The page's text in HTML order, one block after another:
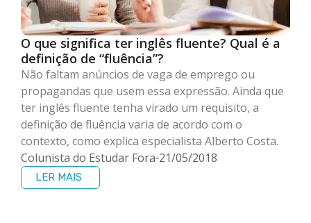
O que significa ter inglês fluente? Qual é a
definição de “fluência”?
Não faltam anúncios de vaga de emprego ou
propagandas que usem essa expressão. Ainda que
ter inglês fluente tenha virado um requisito, a
definição de fluência varia de acordo com o
contexto, como explica especialista Alberto Costa.
Colunista do Estudar Fora 21/05/2018
LER MAIS